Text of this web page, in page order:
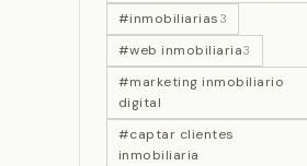
#inmobiliarias 3
#web inmobiliaria3
#marketing inmobiliario
digital
#captar clientes
inmobiliaria